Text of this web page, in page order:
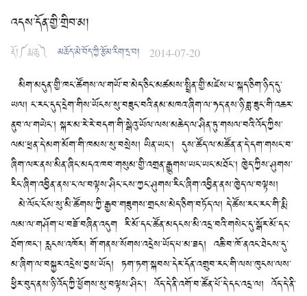
འདས་དོན་གྱི་གྲིབ་མ།
རྡོ།༼རྨ་ཆུ༽ མཆོད་མེ་བོད་ཀྱི་རྩོམ་རིག་དྲ་བ། 2014-07-20
མིག་མདུན་གྱི་ཁང་ཚོགས་ལ་གཡོ་བ་མེད་ཅིང་མཚམས་སྤྲིན་གྱི་མཛེས་པ་སྐད་ཅིག་ཉིད་དུ་
ཡལ། ང་རང་དུད་དྲེག་གིས་ཡོངས་སུ་བཟུང་བའི་ནམ་མཁའ་ཞིག་ལ་ཧད་ནས་ཉི་ཟླ་ཟུང་གི་འཆར་
ནུབ་ལ་གཡེང་། སྐར་མ་རེ་རེ་བདག་གི་སྒེའུ་ཡོལ་ལས་མཆེད་ལ་ཤིན་ཏུ་གསལ་བའི་འོད་ཀྱིས་
ལམ་ཕྲན་དེ་མག་མོག་གི་ཁམས་སུ་བསྲེས། ཡིན་ཡང་། དུས་ཚོད་ལ་མཚོན་ན་དེ་དག་གསང་བ་
ཞིག་ལར་ནས་མིན་ཞིང་མདའ་ཁབ་གསུམ་གྱི་འགྲན་རྒྱུགས་ཡང་ཡང་མཐོང་། ཁྱེད་ཀྱིས་ཤུགས་
རིང་ཞིག་འབྱིན་ནས་ང་ལ་བལྟས་ཤིང་ངས་ཀྱང་ཤུགས་རིང་ཞིག་འབྱིན་ནས་ཁྱེད་ལ་བལྟས།
མེ་ལོང་ངོས་སུ་མི་ཚོགས་ཀྱི་རྒྱབ་གཟུགས་གྲངས་མེད་ཅིག་བཏོད་ལ། དེ་ཚོས་རང་རང་གི་རྨི་
ལམ་ལ་གཤོག་པ་བཟོ་བཞིན་འདུག རི་མོ་དང་ཚོན་མདངས་མི་འདྲ་བའི་གསེང་དུ་སྒོར་མོ་དང་
ཐོག་ཁང་། རླངས་འཁོར། གོ་གནས་སོགས་འདྲེས་ཡོད་པ་མ་ཟད། འཆི་བ་ཁོ་ནའང་ཐེངས་དུ་
མ་ཞིག་ལ་བསྐྱར་འདྲེས་བྱས་ཡོད། ཏག་ཏག་སྐབས་དེར་དོན་འགྲུབ་རང་གི་ལས་ཁུངས་ལས་
ཕྱིར་བུད་ནས་ཉི་འོད་ཀྱི་ཕྱོགས་སུ་བལྟས་ཤིང་། འོད་དེ་ནི་འགོ་བ་ཚོན་པོ་དེ་དང་འདྲ་ལ། འོད་དེ་ནི་